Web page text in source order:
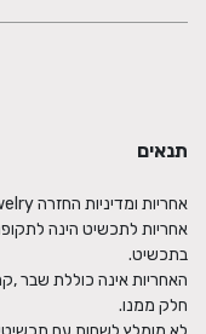
תנאים
אחריות לתכשיט הינה
האחריות אינה כוללת שבר